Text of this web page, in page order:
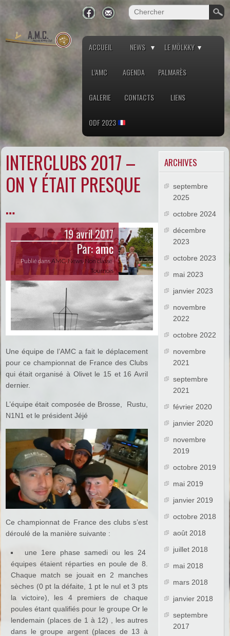
ACCUEIL NEWS LE MÖLKKY
L’AMC AGENDA PALMARÈS
GALERIE CONTACTS LIENS
ODF 2023
INTERCLUBS 2017 –
ON Y ÉTAIT PRESQUE
…
19 avril 2017
Par:amc
Publié dansAMC, News, Non classé,
Tournois
Une équipe de l’AMC a fait le déplacement
pour ce championnat de France des Clubs
qui était organisé à Olivet le 15 et 16 Avril
dernier.
L’équipe était composée de Brosse, Rustu,
N1N1 et le président Jéjé
Ce championnat de France des clubs s’est
déroulé de la manière suivante :
une 1ere phase samedi ou les 24
équipes étaient réparties en poule de 8.
Chaque match se jouait en 2 manches
sèches (0 pt la défaite, 1 pt le nul et 3 pts
la victoire), les 4 premiers de chaque
poules étant qualifiés pour le groupe Or le
lendemain (places de 1 à 12) , les autres
dans le groupe argent (places de 13 à
ARCHIVES
septembre
2025
octobre 2024
décembre
2023
octobre 2023
mai 2023
janvier 2023
novembre
2022
octobre 2022
novembre
2021
septembre
2021
février 2020
janvier 2020
novembre
2019
octobre 2019
mai 2019
janvier 2019
octobre 2018
août 2018
juillet 2018
mai 2018
mars 2018
janvier 2018
septembre
2017